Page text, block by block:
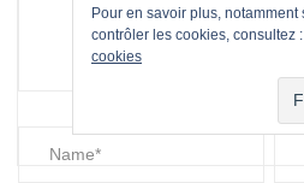
Pour en savoir plus, notamment
contrôler les cookies, consultez :
cookies